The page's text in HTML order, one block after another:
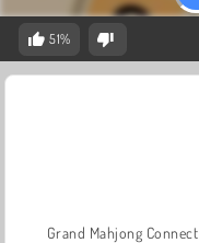
51%
Grand Mahjong Connect